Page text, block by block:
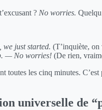
? No worries.
just started. (T’inquiète, on
— No worries! (De rien,
toutes les cinq minutes.
universelle de